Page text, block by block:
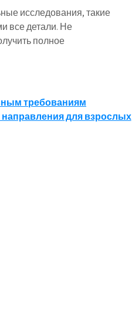
исследования, такие
все детали. Не
полное
требованиям
для взрослых